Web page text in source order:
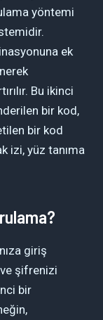
yöntemi
ek
Bu ikinci
bir kod,
bir kod
izi, yüz tanıma
giriş
ve şifrenizi
bir